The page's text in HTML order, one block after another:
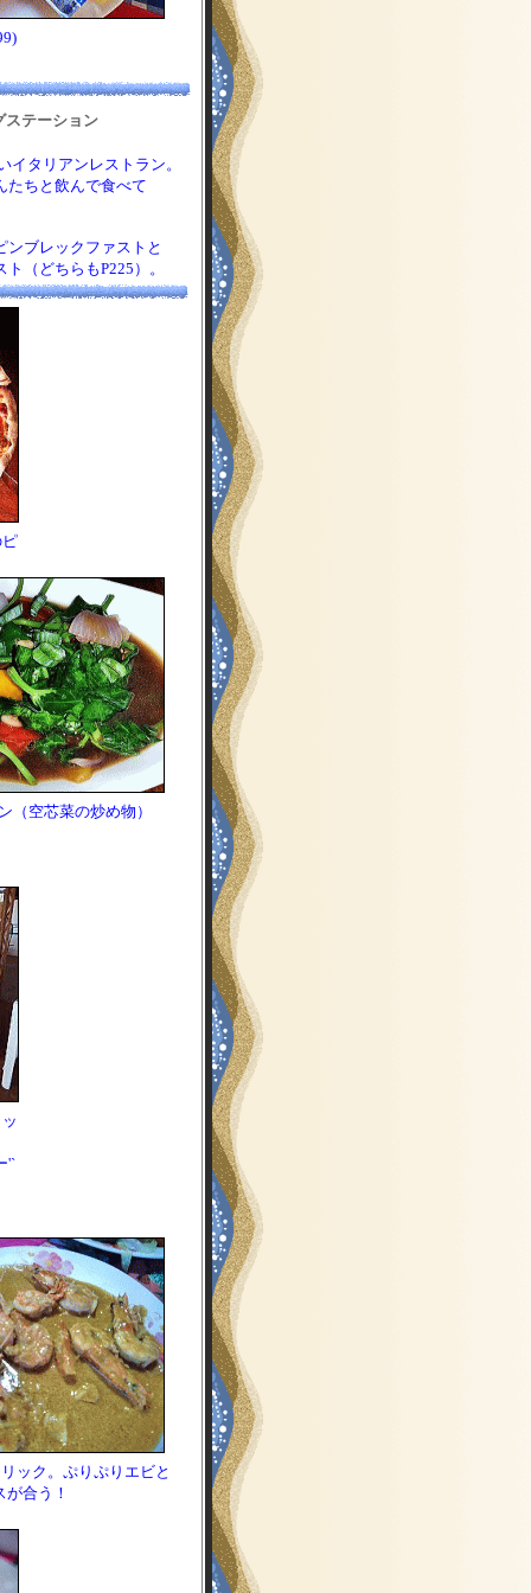
ステーション
イタリアンレストラン。
ちと飲んで食べて
ブレックファストと
（どちらもP225）。
（空芯菜の炒め物）
'`
ック。ぷりぷりエビと
合う！